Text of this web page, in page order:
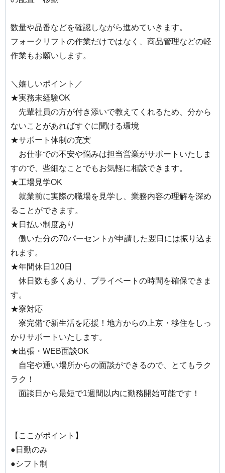
数量や品番などを確認しながら進めていきます。
フォークリフトの作業だけではなく、商品管理などの軽
作業もお願いします。
＼嬉しいポイント／
★実務未経験OK
先輩社員の方が付き添いで教えてくれるため、分から
ないことがあればすぐに聞ける環境
★サポート体制の充実
お仕事での不安や悩みは担当営業がサポートいたしま
すので、些細なことでもお気軽に相談できます。
★工場見学OK
就業前に実際の職場を見学し、業務内容の理解を深め
ることができます。
★日払い制度あり
働いた分の70パーセントが申請した翌日には振り込ま
れます。
★年間休日120日
休日数も多くあり、プライベートの時間を確保できま
す。
★寮対応
寮完備で新生活を応援！地方からの上京・移住をしっ
かりサポートいたします。
★出張・WEB面談OK
自宅や通い場所からの面談ができるので、とてもラク
ラク！
面談日から最短で1週間以内に勤務開始可能です！
【ここがポイント】
●日勤のみ
●シフト制